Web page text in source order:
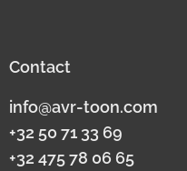
Contact
info@avr-toon.com
+32 50 71 33 69
+32 475 78 06 65